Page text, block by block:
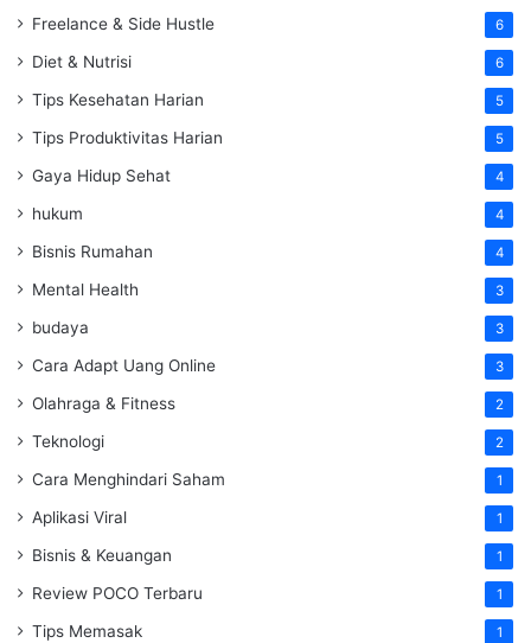
Freelance & Side Hustle 6
Diet & Nutrisi 6
Tips Kesehatan Harian 5
Tips Produktivitas Harian 5
Gaya Hidup Sehat 4
hukum 4
Bisnis Rumahan 4
Mental Health 3
budaya 3
Cara Adapt Uang Online 3
Olahraga & Fitness 2
Teknologi 2
Cara Menghindari Saham 1
Aplikasi Viral 1
Bisnis & Keuangan 1
Review POCO Terbaru 1
Tips Memasak 1